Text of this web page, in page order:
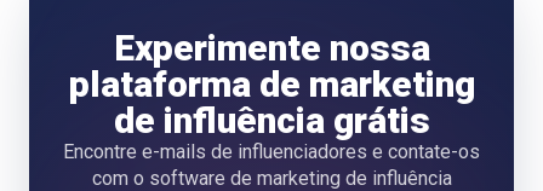
Experimente nossa
plataforma de marketing
de influência grátis
Encontre e-mails de influenciadores e contate-os
com o software de marketing de influência